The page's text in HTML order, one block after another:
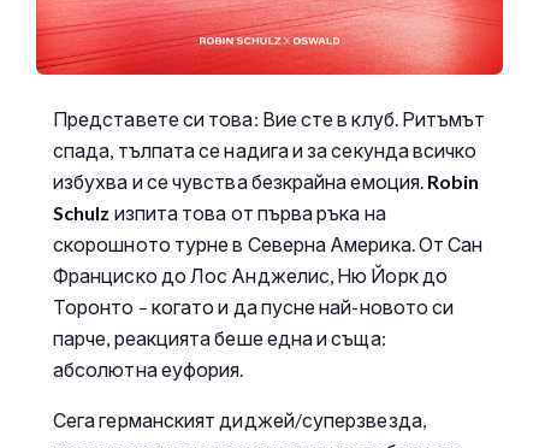
Представете си това: Вие сте в клуб. Ритъмът
спада, тълпата се надига и за секунда всичко
избухва и се чувства безкрайна емоция. Robin
Schulz изпита това от първа ръка на
скорошното турне в Северна Америка. От Сан
Франциско до Лос Анджелис, Ню Йорк до
Торонто – когато и да пусне най-новото си
парче, реакцията беше една и съща:
абсолютна еуфория.
Сега германският диджей/суперзвезда,